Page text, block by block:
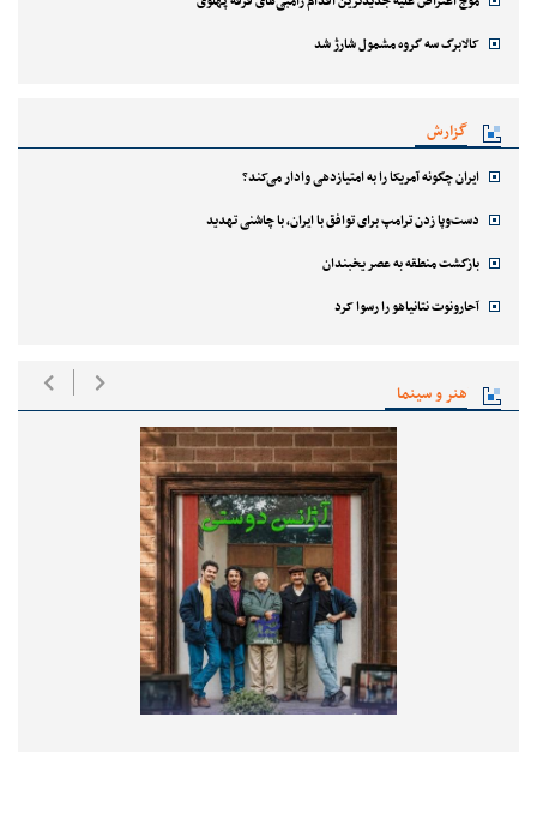
کالابرگ سه گروه مشمول شارژ شد
گزارش
ایران چگونه آمریکا را به امتیازدهی وادار می‌کند؟
دست‌وپا زدن ترامپ برای توافق با ایران، با چاشنی تهدید
بازگشت منطقه به عصر یخبندان
آحارونوت نتانیاهو را رسوا کرد
هنر و سینما